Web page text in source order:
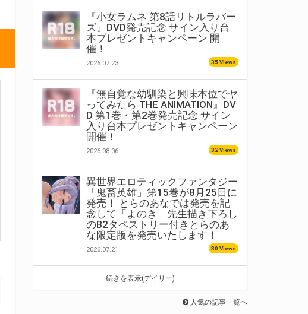
『小女ラムネ 第8話リトルラバー
ズ』DVD発売記念 サイン入り台
本プレゼントキャンペーン 開
催！
2026.07.23 35 Views
『無自覚な幼馴染と興味本位でヤ
ってみたら THE ANIMATION』DV
D 第1巻・第2巻発売記念 サイン
入り台本プレゼントキャンペーン
開催！
2026.08.06 32 Views
異世界エロティックファンタジー
「鬼畜英雄」第15巻が8月25日に
発売！ とらのあなでは発売を記
念して「よのき」先生描き下ろし
のB2タペストリー付きとらのあ
な限定版を発売いたします！
2026.07.21 30 Views
続きを表示(デイリー)
人気の記事一覧へ